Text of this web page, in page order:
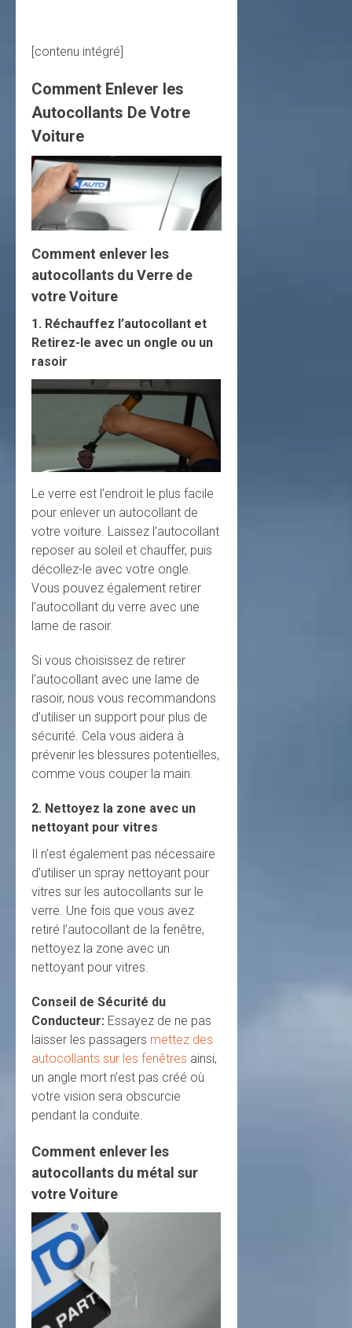
[contenu intégré]
Comment Enlever les
Autocollants De Votre
Voiture
Comment enlever les
autocollants du Verre de
votre Voiture
1. Réchauffez l’autocollant et
Retirez-le avec un ongle ou un
rasoir
Le verre est l’endroit le plus facile
pour enlever un autocollant de
votre voiture. Laissez l’autocollant
reposer au soleil et chauffer, puis
décollez-le avec votre ongle.
Vous pouvez également retirer
l’autocollant du verre avec une
lame de rasoir.
Si vous choisissez de retirer
l’autocollant avec une lame de
rasoir, nous vous recommandons
d’utiliser un support pour plus de
sécurité. Cela vous aidera à
prévenir les blessures potentielles,
comme vous couper la main.
2. Nettoyez la zone avec un
nettoyant pour vitres
Il n’est également pas nécessaire
d’utiliser un spray nettoyant pour
vitres sur les autocollants sur le
verre. Une fois que vous avez
retiré l’autocollant de la fenêtre,
nettoyez la zone avec un
nettoyant pour vitres.
Conseil de Sécurité du
Conducteur: Essayez de ne pas
laisser les passagers mettez des
autocollants sur les fenêtres ainsi,
un angle mort n’est pas créé où
votre vision sera obscurcie
pendant la conduite.
Comment enlever les
autocollants du métal sur
votre Voiture